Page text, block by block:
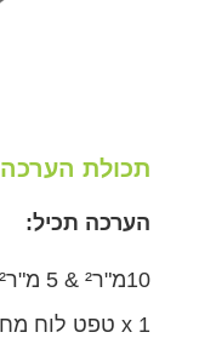
תכולת הערכה
הערכה תכיל:
10מ"ר² & 5 מ"ר²
1 x טפט לוח מחיק דביק חכם - לבן